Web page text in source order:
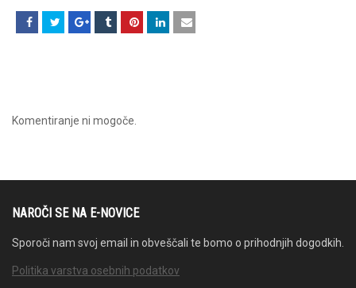
Komentiranje ni mogoče.
NAROČI SE NA E-NOVICE
Sporoči nam svoj email in obveščali te bomo o prihodnjih dogodkih.
Politika varstva osebnih podatkov